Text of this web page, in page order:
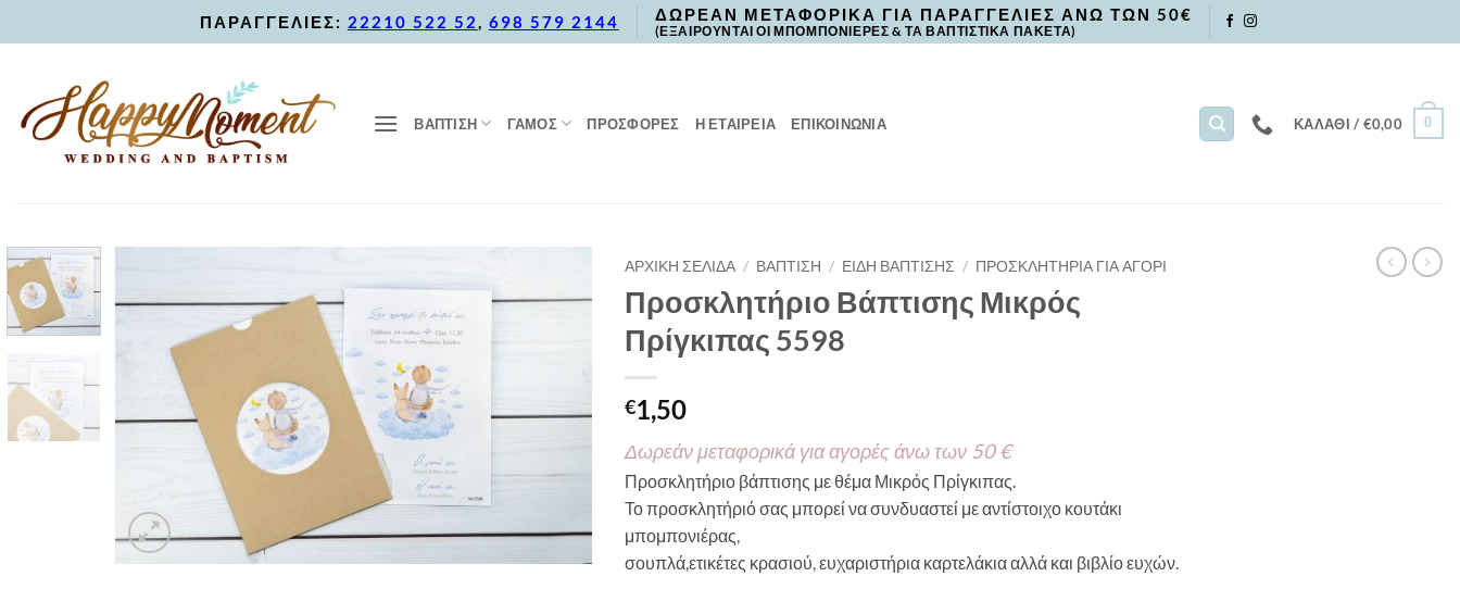
to
ΠΑΡΑΓΓΕΛΙΕΣ: 22210 522 52, 698 579 2144 ΔΩΡΕΑΝ ΜΕΤΑΦΟΡΙΚΑ ΓΙΑ ΠΑΡΑΓΓΕΛΙΕΣ ΑΝΩ ΤΩΝ 50€
(ΕΞΑΙΡΟΥΝΤΑΙ ΟΙ ΜΠΟΜΠΟΝΙΕΡΕΣ & ΤΑ ΒΑΠΤΙΣΤΙΚΑ ΠΑΚΕΤΑ)
ΒΑΠΤΙΣΗ ΓΑΜΟΣ ΠΡΟΣΦΟΡΈΣ Η ΕΤΑΙΡΕΙΑ ΕΠΙΚΟΙΝΩΝΙΑ ΚΑΛΆΘΙ / €0,00 0
ΑΡΧΙΚΉ ΣΕΛΊΔΑ / ΒΑΠΤΙΣΗ / ΕΙΔΗ ΒΑΠΤΙΣΗΣ / ΠΡΟΣΚΛΗΤΗΡΙΑ ΓΙΑ ΑΓΟΡΙ
Προσκλητήριο Βάπτισης Μικρός
Πρίγκιπας 5598
€1,50
Δωρεάν μεταφορικά για αγορές άνω των 50 €
Προσκλητήριο βάπτισης με θέμα Μικρός Πρίγκιπας.
Το προσκλητήριό σας μπορεί να συνδυαστεί με αντίστοιχο κουτάκι
μπομπονιέρας,
σουπλά,ετικέτες κρασιού, ευχαριστήρια καρτελάκια αλλά και βιβλίο ευχών.